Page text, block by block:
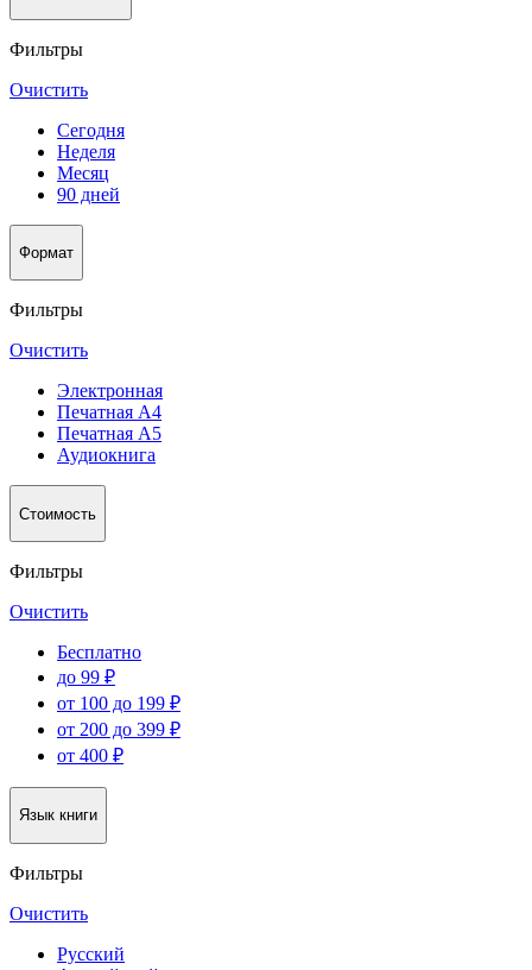
Фильтры
Очистить
Сегодня
Неделя
Месяц
90 дней
Формат
Фильтры
Очистить
Электронная
Печатная А4
Печатная А5
Аудиокнига
Стоимость
Фильтры
Очистить
Бесплатно
до 99 ₽
от 100 до 199 ₽
от 200 до 399 ₽
от 400 ₽
Язык книги
Фильтры
Очистить
Русский